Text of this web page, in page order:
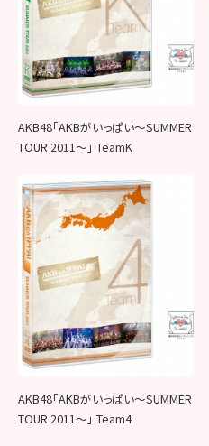
AKB48「AKBがいっぱい～SUMMER
TOUR 2011～」 TeamK
AKB48「AKBがいっぱい～SUMMER
TOUR 2011～」 Team4